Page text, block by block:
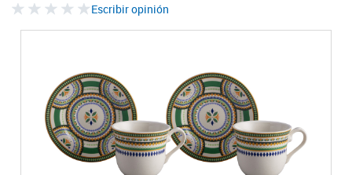
Escribir opinión